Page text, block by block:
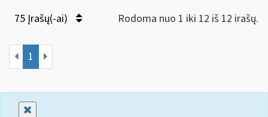
75 Įrašų(-ai) Rodoma nuo 1 iki 12 iš 12 irašų.
1